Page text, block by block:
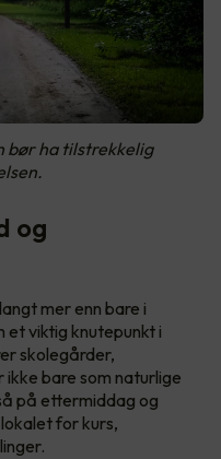
bør ha tilstrekkelig
og
mer enn bare i
et viktig knutepunkt i
skolegårder,
bare som naturlige
på ettermiddag og
for kurs,